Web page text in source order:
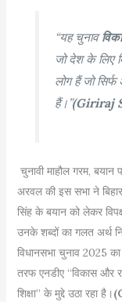
“यह चुनाव
जो देश के लिए
लोग हैं जो
हैं।”(Giriraj
चुनावी माहौल गरम, बयान
अरवल की इस सभा ने
सिंह के बयान को लेकर
उनके शब्दों का गलत अर्थ
विधानसभा चुनाव 2025
तरफ एनडीए “विकास और
शिक्षा” के मुद्दे उठा रहा है।